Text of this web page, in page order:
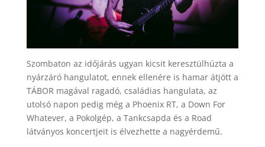
Szombaton az időjárás ugyan kicsit keresztülhúzta a
nyárzáró hangulatot, ennek ellenére is hamar átjött a
TÁBOR magával ragadó, családias hangulata, az
utolsó napon pedig még a Phoenix RT, a Down For
Whatever, a Pokolgép, a Tankcsapda és a Road
látványos koncertjeit is élvezhette a nagyérdemű.